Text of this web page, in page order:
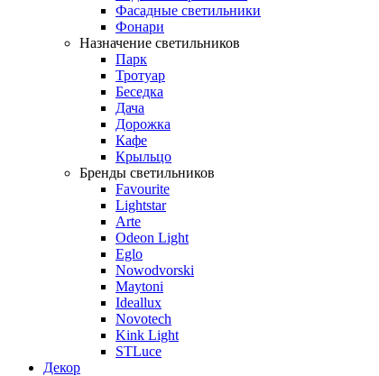
Фасадные светильники
Фонари
Назначение светильников
Парк
Тротуар
Беседка
Дача
Дорожка
Кафе
Крыльцо
Бренды светильников
Favourite
Lightstar
Arte
Odeon Light
Eglo
Nowodvorski
Maytoni
Ideallux
Novotech
Kink Light
STLuce
Декор